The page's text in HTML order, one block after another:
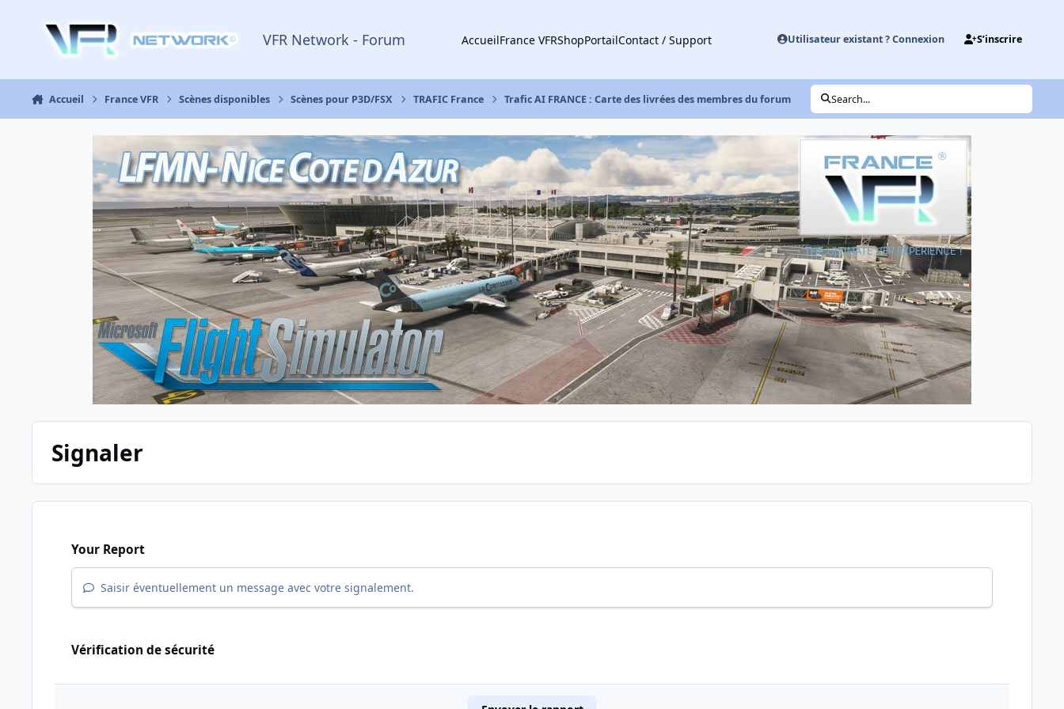
VFR Network - Forum AccueilFrance VFRShopPortailContact / Support Utilisateur existant ? Connexion S’inscrire
Accueil France VFR Scènes disponibles Scènes pour P3D/FSX TRAFIC France Trafic AI FRANCE : Carte des livrées des membres du forum Search...
Signaler
Your Report
Saisir éventuellement un message avec votre signalement.
Vérification de sécurité